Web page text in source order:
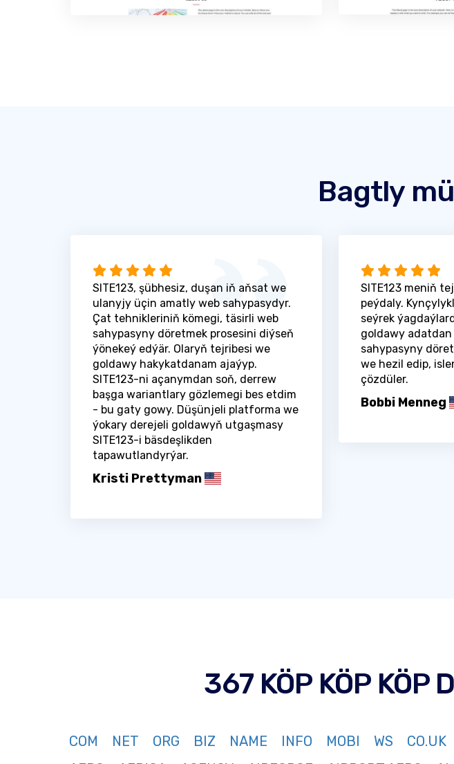
Bagtly
SITE123, şübhesiz, duşan iň aňsat we
ulanyjy üçin amatly web sahypasydyr.
Çat tehnikleriniň kömegi, täsirli web
sahypasyny döretmek prosesini diýseň
ýönekeý edýär. Olaryň tejribesi we
goldawy hakykatdanam ajaýyp.
SITE123-ni açanymdan soň, derrew
başga wariantlary gözlemegi bes etdim
- bu gaty gowy. Düşünjeli platforma we
ýokary derejeli goldawyň utgaşmasy
SITE123-i bäsdeşlikden
tapawutlandyrýar.
Kristi Prettyman
SITE123 meniň
peýdaly.
seýrek
goldawy adatdan
sahypasyny
we hezil edip,
çözdüler.
Bobbi Menneg
367 KÖP KÖP KÖP
COM NET ORG BIZ NAME INFO MOBI WS CO.UK